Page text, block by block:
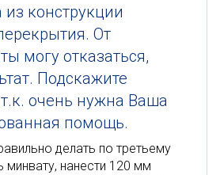
конструкции
От
могу отказаться,
Подскажите
очень нужна Ваша
помощь.
делать по третьему
минвату, нанести 120 мм